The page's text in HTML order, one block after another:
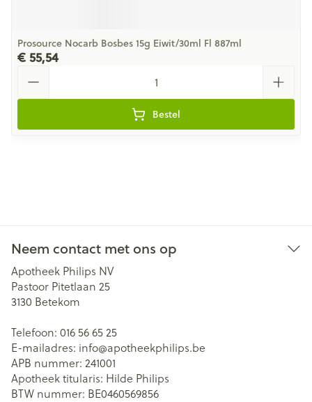
Prosource Nocarb Bosbes 15g Eiwit/30ml Fl 887ml
€ 55,54
Bestel
Neem contact met ons op
Apotheek Philips NV
Pastoor Pitetlaan 25
3130 Betekom
Telefoon: 016 56 65 25
E-mailadres: info@apotheekphilips.be
APB nummer: 241001
Apotheek titularis: Hilde Philips
BTW nummer: BE0460569856